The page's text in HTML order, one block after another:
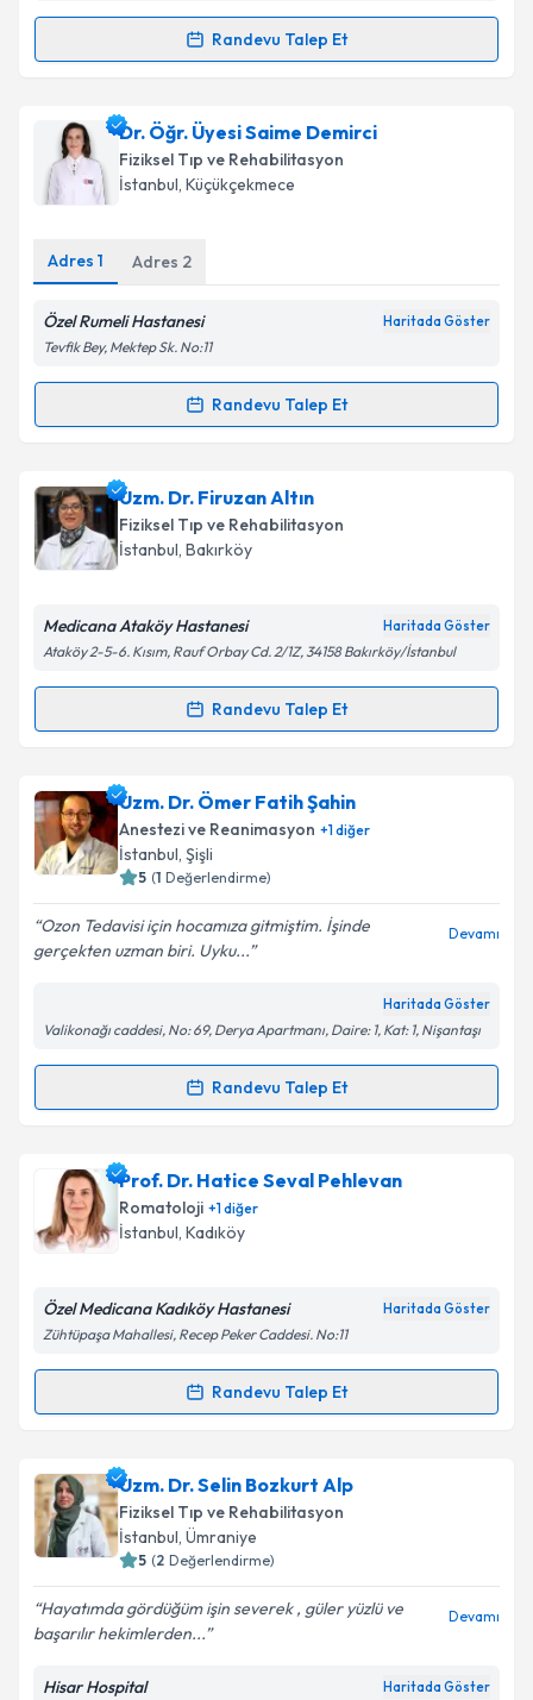
kapsamda işlenmesini kabul ediyorum.
Randevu Talep Et
Randevu Takvimi Talebi
Uzm. Dr. Mustafa Ferhat Öksüziçin randevu
takvimi talebi oluşturun. Size bu uzmandan randevu
almanız için bir takvim hazırlandığında e-posta ile
bilgilendireceğiz.
Metni'ni okudum ve kişisel verilerimin belirtilen
kapsamda işlenmesini kabul ediyorum.
Takvim Talebini Gönder
Dr. Öğr. Üyesi Saime Demirci
Fiziksel Tıp ve Rehabilitasyon
İstanbul, Küçükçekmece
Adres 1 Adres 2
Özel Rumeli Hastanesi Haritada Göster
Tevfik Bey, Mektep Sk. No:11
Randevu Talep Et
Randevu Takvimi Talebi
Dr. Öğr. Üyesi Saime Demirci
talebi oluşturun. Size bu uzmandan randevu almanız
için bir takvim hazırlandığında e-posta ile
bilgilendireceğiz.
Kişisel verilerimin işlenmesine ilişkinAydınlatma
kapsamda işlenmesini kabul ediyorum.
Takvim Talebini Gönder
Uzm. Dr. Firuzan Altın
Fiziksel Tıp ve Rehabilitasyon
İstanbul, Bakırköy
Medicana Ataköy Hastanesi Haritada Göster
Ataköy 2-5-6. Kısım, Rauf Orbay Cd. 2/1Z, 34158 Bakırköy/İstanbul
Randevu Talep Et
Randevu Takvimi Talebi
Uzm. Dr. Firuzan Altıniçin randevu takvimi talebi
oluşturun. Size bu uzmandan randevu almanız için bir
takvim hazırlandığında e-posta ile bilgilendireceğiz.
Aydınlatma
Metni'ni okudum ve kişisel verilerimin belirtilen
kapsamda işlenmesini kabul ediyorum.
Uzm. Dr. Ömer Fatih Şahin
Anestezi ve Reanimasyon +1diğer
İstanbul, Şişli
5 (1 Değerlendirme)
Ozon Tedavisi için hocamıza gitmiştim. İşinde
gerçekten uzman biri. Uyku...
Devamı
Haritada Göster
Valikonağı caddesi, No: 69, Derya Apartmanı, Daire: 1, Kat: 1, Nişantaşı
Randevu Talep Et
Randevu Takvimi Talebi
Uzm. Dr. Ömer Fatih Şahiniçin randevu takvimi
talebi oluşturun. Size bu uzmandan randevu almanız
için bir takvim hazırlandığında e-posta ile
bilgilendireceğiz.
Kişisel verilerimin işlenmesine ilişkinAydınlatma
kapsamda işlenmesini kabul ediyorum.
Takvim Talebini Gönder
Prof. Dr. Hatice Seval Pehlevan
Romatoloji +1diğer
İstanbul, Kadıköy
Özel Medicana Kadıköy Hastanesi Haritada Göster
Zühtüpaşa Mahallesi, Recep Peker Caddesi. No:11
Randevu Talep Et
Randevu Takvimi Talebi
Prof. Dr. Hatice Seval Pehlevaniçin randevu
takvimi talebi oluşturun. Size bu uzmandan randevu
almanız için bir takvim hazırlandığında e-posta ile
bilgilendireceğiz.
E-posta Adresiniz
Uzm. Dr. Selin Bozkurt Alp
Fiziksel Tıp ve Rehabilitasyon
İstanbul, Ümraniye
5 (2 Değerlendirme)
Hayatımda gördüğüm işin severek , güler yüzlü ve
başarılır hekimlerden...
Devamı
Hisar Hospital Haritada Göster